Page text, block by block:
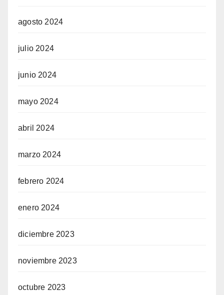
agosto 2024
julio 2024
junio 2024
mayo 2024
abril 2024
marzo 2024
febrero 2024
enero 2024
diciembre 2023
noviembre 2023
octubre 2023